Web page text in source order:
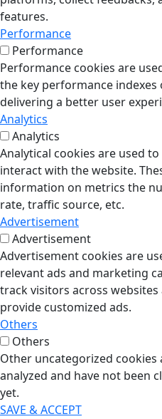
features.
Performance
Performance
Performance cookies are
the key performance
delivering a better user
Analytics
Analytics
Analytical cookies are used
interact with the website.
information on metrics the
rate, traffic source, etc.
Advertisement
Advertisement
Advertisement cookies are
relevant ads and marketing
track visitors across
provide customized ads.
Others
Others
Other uncategorized
analyzed and have not been
yet.
SAVE & ACCEPT